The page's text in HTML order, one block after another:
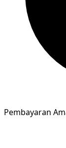
Pembayaran